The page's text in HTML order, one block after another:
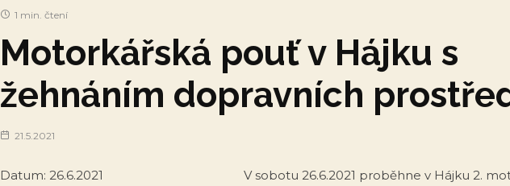
1 min. čtení
Motorkářská pouť v Hájku s
žehnáním dopravních
21.5.2021
Datum: 26.6.2021
V sobotu 26.6.2021 proběhne v Hájku 2.